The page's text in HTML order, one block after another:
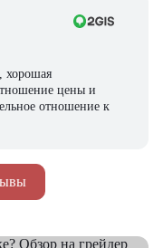
хорошая
цены и
отношение к